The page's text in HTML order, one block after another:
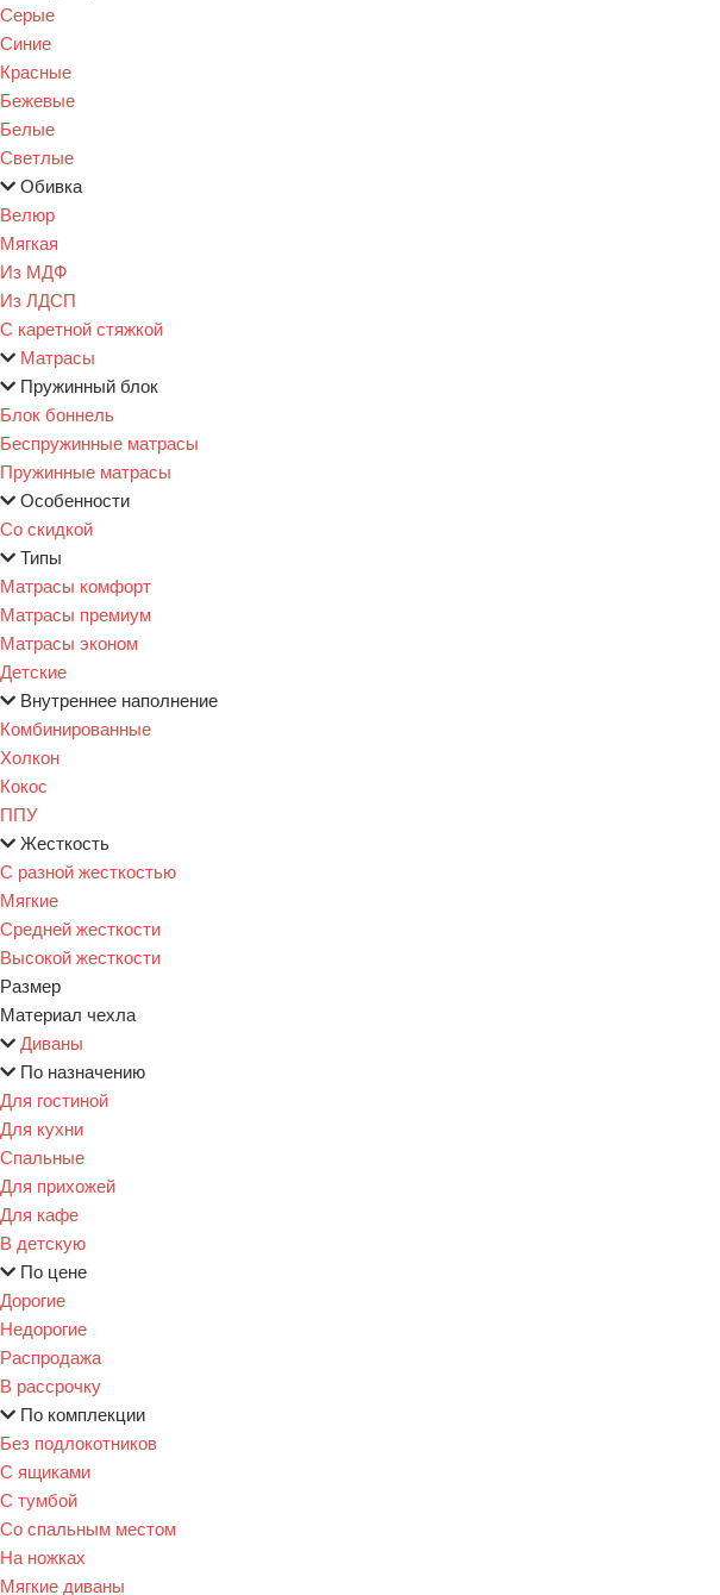
Серые
Синие
Красные
Бежевые
Белые
Светлые
Обивка
Велюр
Мягкая
Из МДФ
Из ЛДСП
С каретной стяжкой
Матрасы
Пружинный блок
Блок боннель
Беспружинные матрасы
Пружинные матрасы
Особенности
Со скидкой
Типы
Матрасы комфорт
Матрасы премиум
Матрасы эконом
Детские
Внутреннее наполнение
Комбинированные
Холкон
Кокос
ППУ
Жесткость
С разной жесткостью
Мягкие
Средней жесткости
Высокой жесткости
Размер
Материал чехла
Диваны
По назначению
Для гостиной
Для кухни
Спальные
Для прихожей
Для кафе
В детскую
По цене
Дорогие
Недорогие
Распродажа
В рассрочку
По комплекции
Без подлокотников
С ящиками
С тумбой
Со спальным местом
На ножках
Мягкие диваны